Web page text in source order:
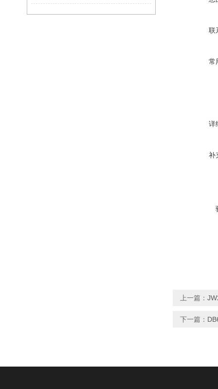
联
常
详
补
上一篇：
下一篇：